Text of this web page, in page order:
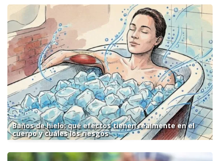
Baños de hielo: qué efectos tienen realmente en el
cuerpo y cuáles los riesgos